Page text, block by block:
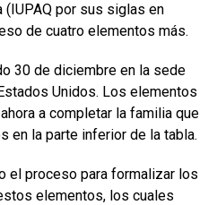
(IUPAQ por sus siglas en
de cuatro elementos más.
30 de diciembre en la sede
Unidos. Los elementos
a completar la familia que
en la parte inferior de la tabla.
el proceso para formalizar los
elementos, los cuales